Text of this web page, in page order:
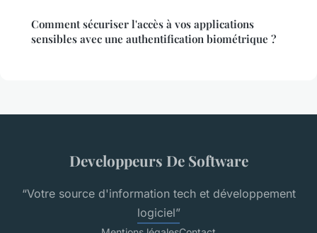
Comment sécuriser l'accès à vos applications
sensibles avec une authentification biométrique ?
Developpeurs De Software
“Votre source d'information tech et développement
logiciel”